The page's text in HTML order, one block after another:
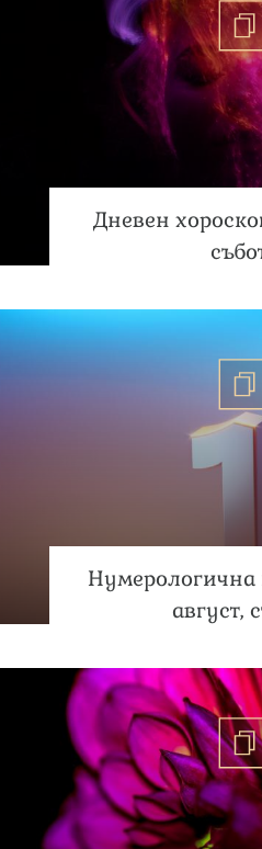
Дневен
Нумерологична
август,